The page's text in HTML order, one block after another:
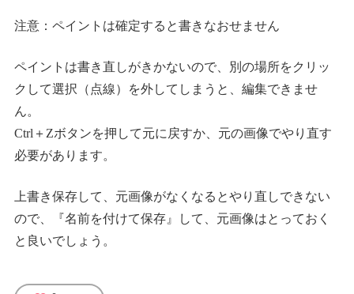
注意：ペイントは確定すると書きなおせません
ペイントは書き直しがきかないので、別の場所をクリッ
クして選択（点線）を外してしまうと、編集できませ
ん。
Ctrl＋Zボタンを押して元に戻すか、元の画像でやり直す
必要があります。
上書き保存して、元画像がなくなるとやり直しできない
ので、『名前を付けて保存』して、元画像はとっておく
と良いでしょう。